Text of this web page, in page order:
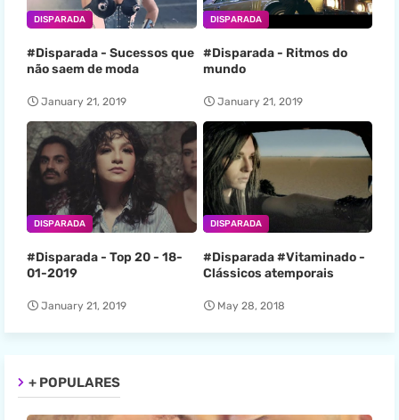
DISPARADA
#Disparada - Sucessos que
não saem de moda
January 21, 2019
DISPARADA
#Disparada - Ritmos do
mundo
January 21, 2019
DISPARADA
#Disparada - Top 20 - 18-
01-2019
January 21, 2019
DISPARADA
#Disparada #Vitaminado -
Clássicos atemporais
May 28, 2018
+ POPULARES